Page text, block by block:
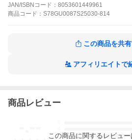
DSQUARED2から、ロック界のレジェ
ラボコレクションシリーズのスウェッ
ージ加工を施すことで存在感抜群のデ
ゆとりのあるシルエットなので、こな
ー Brand Information ー
JAN/ISBNコード： 8053601449961
商品 コード： S78GU0087S25030-814
この商品を共
アフィリエイトで
商品レビュー
3
この商品に関するレビュ